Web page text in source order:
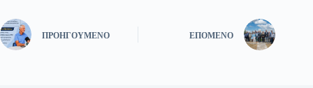
ΠΡΟΗΓΟΎΜΕΝΟ ΕΠΌΜΕΝΟ